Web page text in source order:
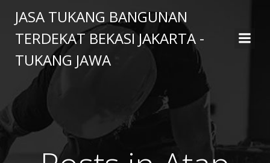
to
content
JASA TUKANG BANGUNAN
TERDEKAT BEKASI JAKARTA -
TUKANG JAWA